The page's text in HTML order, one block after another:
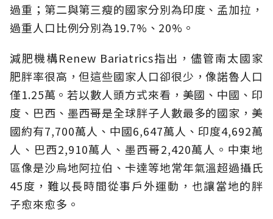
過重；第二與第三瘦的國家分別為印度、孟加拉，
過重人口比例分別為19.7%、20%。
減肥機構Renew Bariatrics指出，儘管南太國家
肥胖率很高，但這些國家人口卻很少，像諾魯人口
僅1.25萬。若以數人頭方式來看，美國、中國、印
度、巴西、墨西哥是全球胖子人數最多的國家，美
國約有7,700萬人、中國6,647萬人、印度4,692萬
人、巴西2,910萬人、墨西哥2,420萬人。中東地
區像是沙烏地阿拉伯、卡達等地常年氣溫超過攝氏
45度，難以長時間從事戶外運動，也讓當地的胖
子愈來愈多。